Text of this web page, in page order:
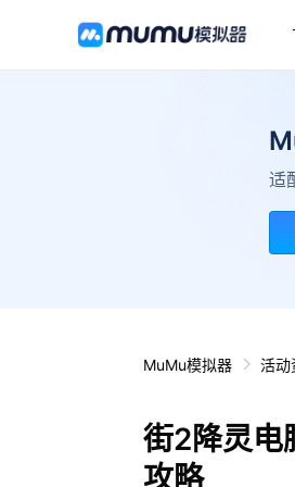
适
MuMu模拟器 活动
街2降灵电
攻略